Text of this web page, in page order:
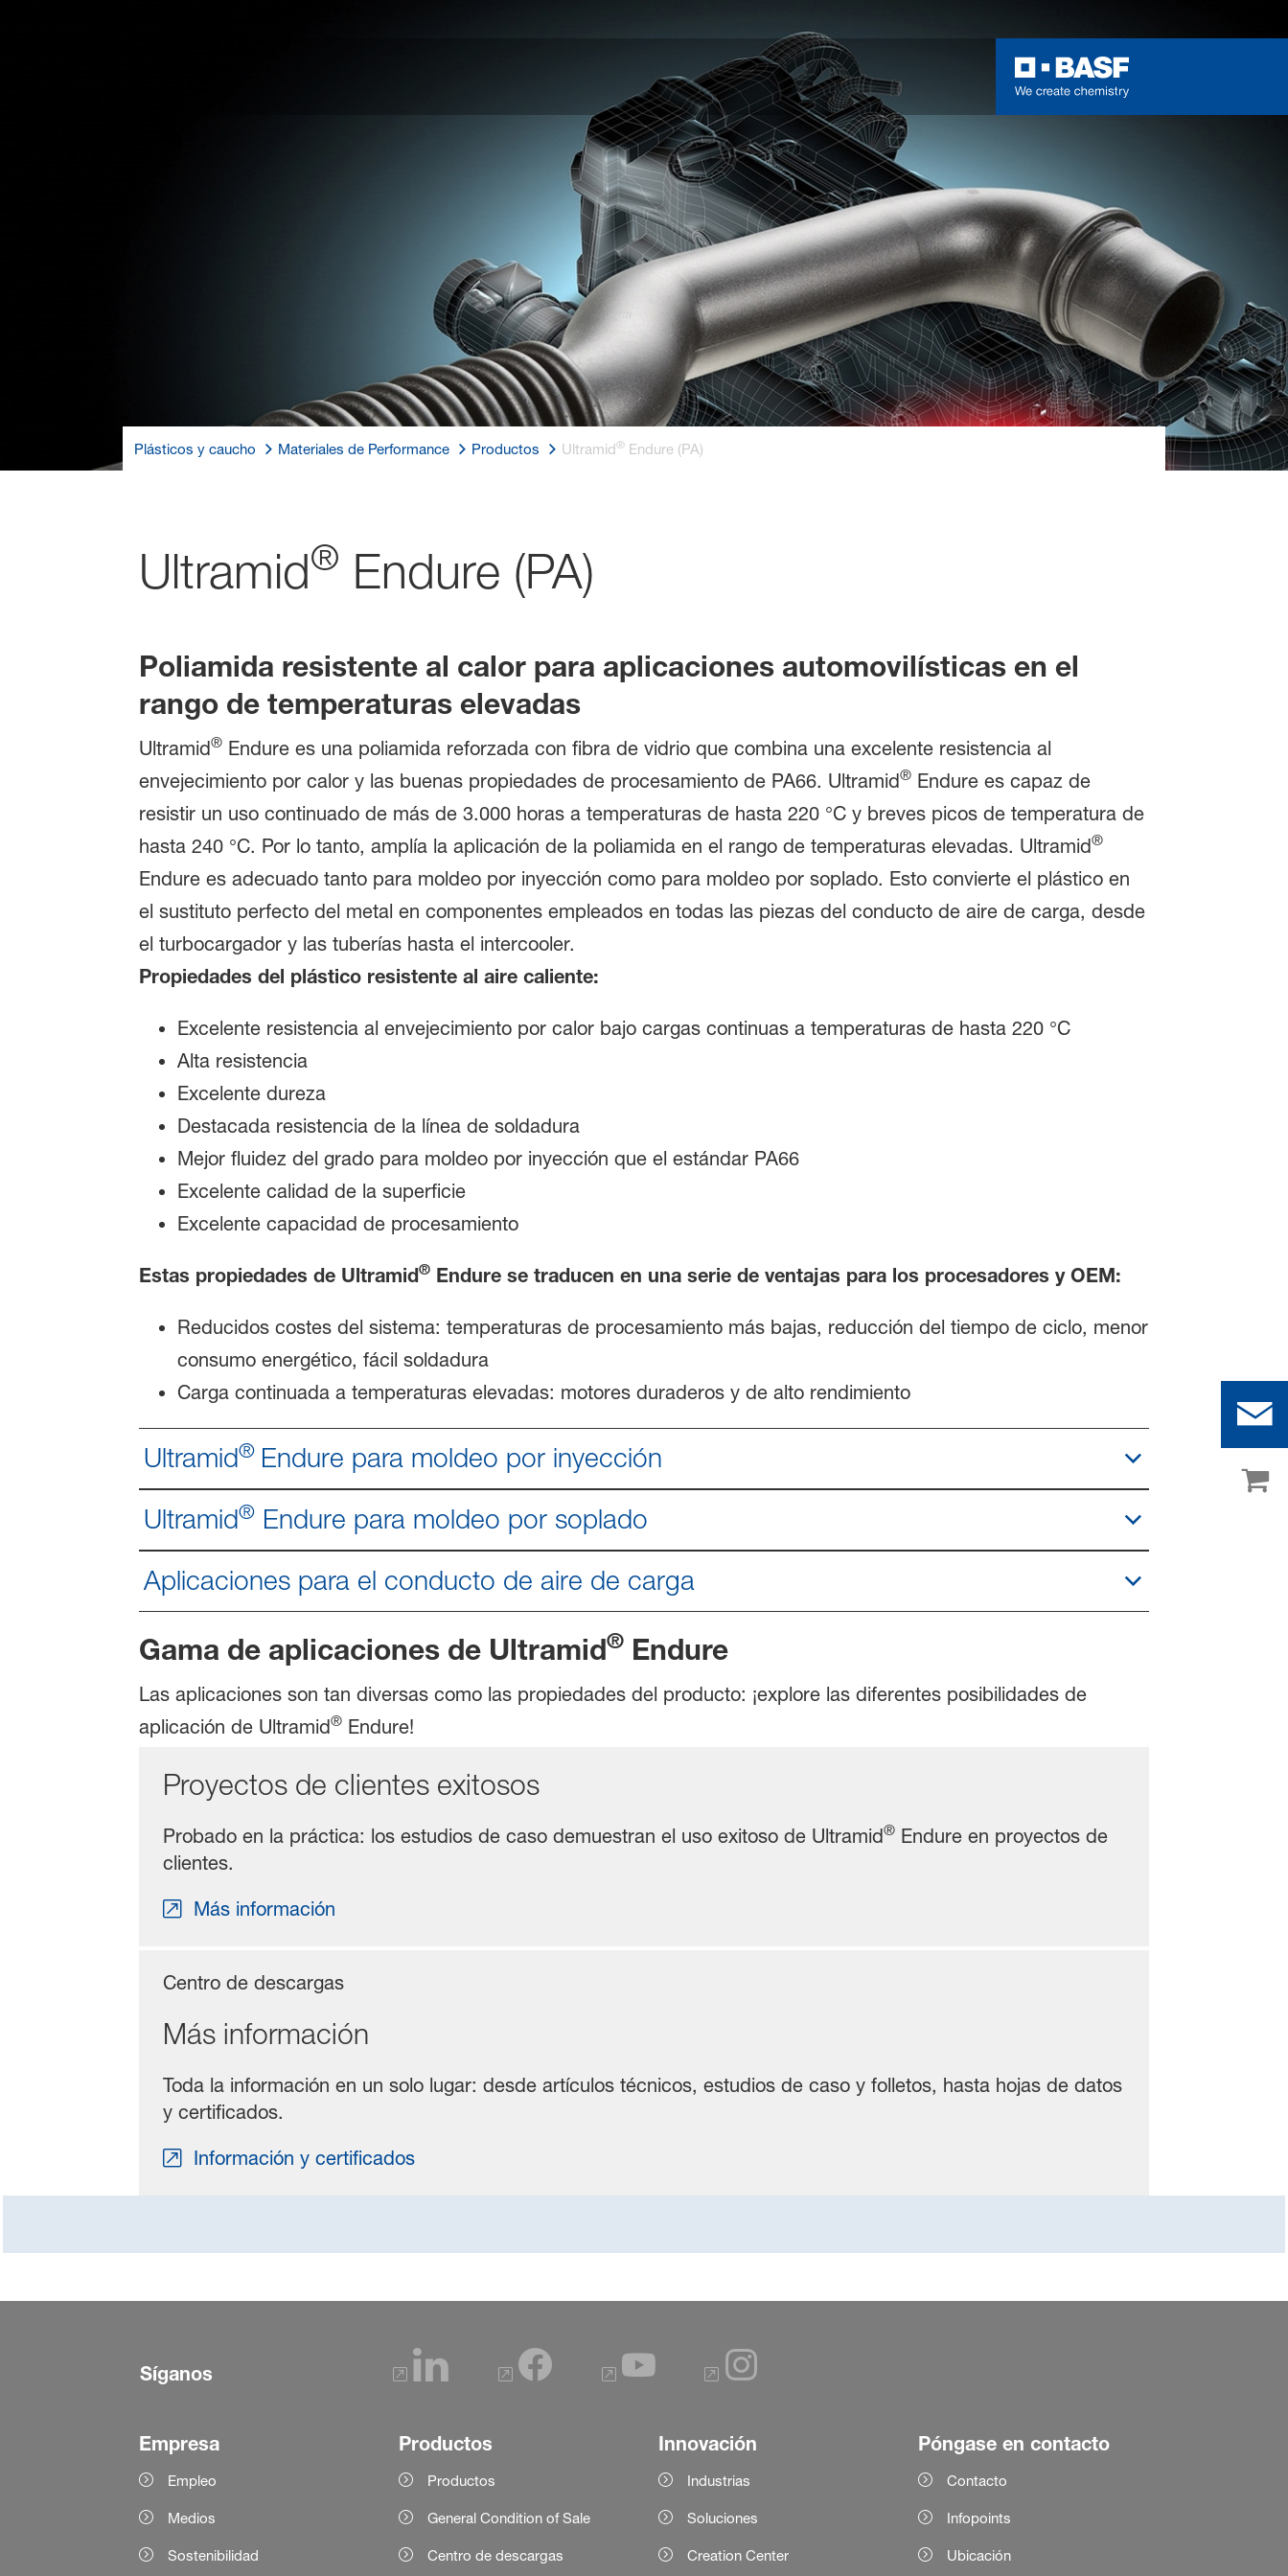
Plásticos y caucho Materiales de Performance Productos Ultramid®Endure (PA)
Ultramid® Endure (PA)
Poliamida resistente al calor para aplicaciones automovilísticas en el
rango de temperaturas elevadas
Ultramid®Endure es una poliamida reforzada con fibra de vidrio que combina una excelente resistencia al
envejecimiento por calor y las buenas propiedades de procesamiento de PA66. Ultramid®Endure es capaz de
resistir un uso continuado de más de 3.000 horas a temperaturas de hasta 220 °C y breves picos de temperatura de
hasta 240 °C. Por lo tanto, amplía la aplicación de la poliamida en el rango de temperaturas elevadas. Ultramid®
Endure es adecuado tanto para moldeo por inyección como para moldeo por soplado. Esto convierte el plástico en
el sustituto perfecto del metal en componentes empleados en todas las piezas del conducto de aire de carga, desde
el turbocargador y las tuberías hasta el intercooler.
Propiedades del plástico resistente al aire caliente:
Excelente resistencia al envejecimiento por calor bajo cargas continuas a temperaturas de hasta 220 °C
Alta resistencia
Excelente dureza
Destacada resistencia de la línea de soldadura
Mejor fluidez del grado para moldeo por inyección que el estándar PA66
Excelente calidad de la superficie
Excelente capacidad de procesamiento
Estas propiedades de Ultramid®Endure se traducen en una serie de ventajas para los procesadores y OEM:
Reducidos costes del sistema: temperaturas de procesamiento más bajas, reducción del tiempo de ciclo, menor
consumo energético, fácil soldadura
Carga continuada a temperaturas elevadas: motores duraderos y de alto rendimiento
Ultramid® Endure para moldeo por inyección
Ultramid®Endure para moldeo por soplado
Aplicaciones para el conducto de aire de carga
Gama de aplicaciones de Ultramid®Endure
Las aplicaciones son tan diversas como las propiedades del producto: ¡explore las diferentes posibilidades de
aplicación de Ultramid®Endure!
Proyectos de clientes exitosos
Probado en la práctica: los estudios de caso demuestran el uso exitoso de Ultramid®Endure en proyectos de
clientes.
Más información
Centro de descargas
Más información
Toda la información en un solo lugar: desde artículos técnicos, estudios de caso y folletos, hasta hojas de datos
y certificados.
Información y certificados
Síganos
Empresa
Empleo
Medios
Sostenibilidad
Productos
Productos
General Condition of Sale
Centro de descargas
Innovación
Industrias
Soluciones
Creation Center
Póngase en contacto
Contacto
Infopoints
Ubicación